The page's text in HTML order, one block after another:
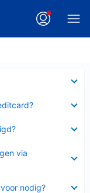
via
nodig?